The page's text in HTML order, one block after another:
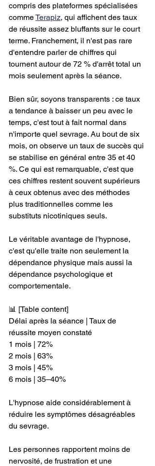
compris des plateformes spécialisées
comme Terapiz, qui affichent des taux
de réussite assez bluffants sur le court
terme. Franchement, il n'est pas rare
d'entendre parler de chiffres qui
tournent autour de 72 % d'arrêt total un
mois seulement après la séance.
Bien sûr, soyons transparents : ce taux
a tendance à baisser un peu avec le
temps, c'est tout à fait normal dans
n'importe quel sevrage. Au bout de six
mois, on observe un taux de succès qui
se stabilise en général entre 35 et 40
%. Ce qui est remarquable, c'est que
ces chiffres restent souvent supérieurs
à ceux obtenus avec des méthodes
plus traditionnelles comme les
substituts nicotiniques seuls.
Le véritable avantage de l'hypnose,
c'est qu'elle traite non seulement la
dépendance physique mais aussi la
dépendance psychologique et
comportementale.
📊 [Table content]
Délai après la séance | Taux de
réussite moyen constaté
1 mois | 72%
2 mois | 63%
3 mois | 45%
6 mois | 35–40%
L'hypnose aide considérablement à
réduire les symptômes désagréables
du sevrage.
Les personnes rapportent moins de
nervosité, de frustration et une